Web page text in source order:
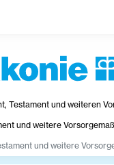
Testament und weiteren
und weitere
und weitere